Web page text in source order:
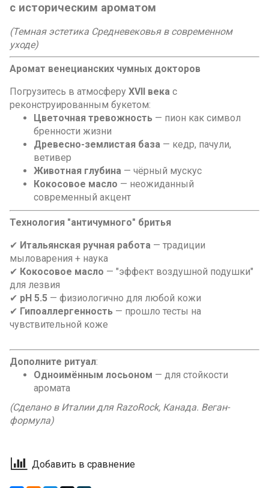
с историческим ароматом
(Темная эстетика Средневековья в современном
уходе)
Аромат венецианских чумных докторов
Погрузитесь в атмосферу XVII века с
реконструированным букетом:
Цветочная тревожность — пион как символ
бренности жизни
Древесно-землистая база — кедр, пачули,
ветивер
Животная глубина — чёрный мускус
Кокосовое масло — неожиданный
современный акцент
Технология "античумного" бритья
✔ Итальянская ручная работа — традиции
мыловарения + наука
✔ Кокосовое масло — "эффект воздушной подушки"
для лезвия
✔ pH 5.5 — физиологично для любой кожи
✔ Гипоаллергенность — прошло тесты на
чувствительной коже
Дополните ритуал:
Одноимённым лосьоном — для стойкости
аромата
(Сделано в Италии для RazoRock, Канада. Веган-
формула)
Добавить в сравнение